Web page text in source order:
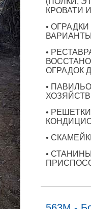
КРОВАТИ
•
•
ОГРАДОК
•
•
•
•